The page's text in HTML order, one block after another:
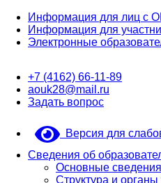
Информация для лиц с
Информация для
Электронные
+7 (4162) 66-11-89
aouk28@mail.ru
Задать вопрос
Версия для
Сведения об
Основные сведения
Структура и